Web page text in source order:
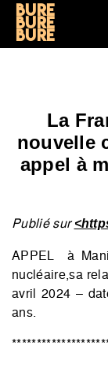
Bure
bure
bure
La
nouvelle
appel à
Publié sur
APPEL à
nucléaire,sa
avril 2024 –
ans.